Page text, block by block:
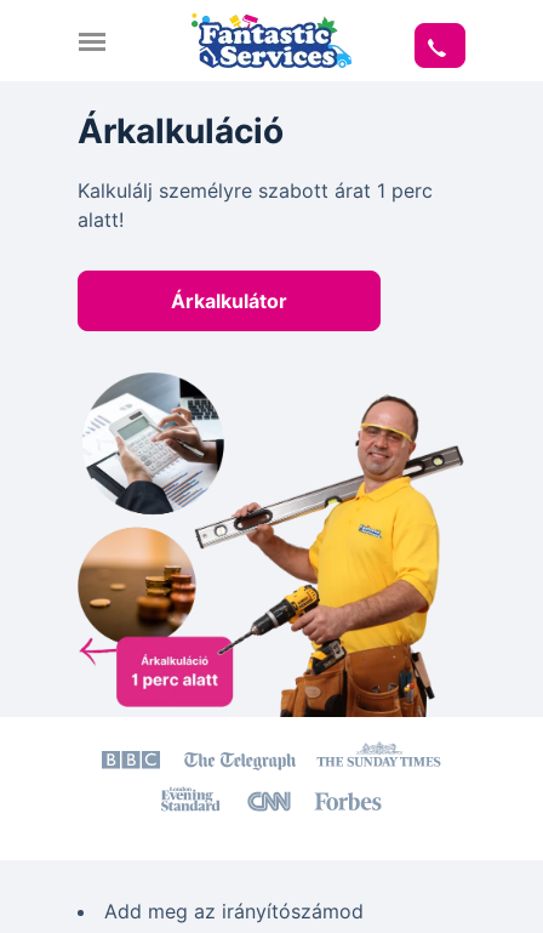
Árkalkuláció
Kalkulálj személyre szabott árat 1 perc
alatt!
Árkalkulátor
Add meg az irányítószámod